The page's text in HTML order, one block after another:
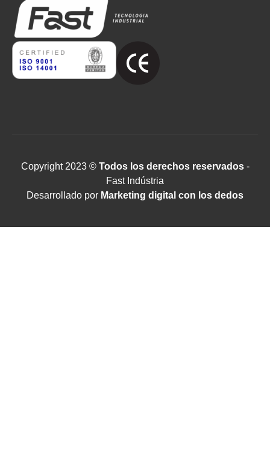
Copyright 2023 © Todos los derechos reservados-
Fast Indústria
Desarrollado por Marketing digital con los dedos